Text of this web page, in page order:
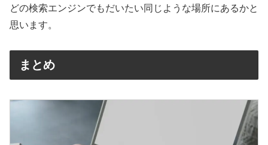
どの検索エンジンでもだいたい同じような場所にあるかと
思います。
まとめ